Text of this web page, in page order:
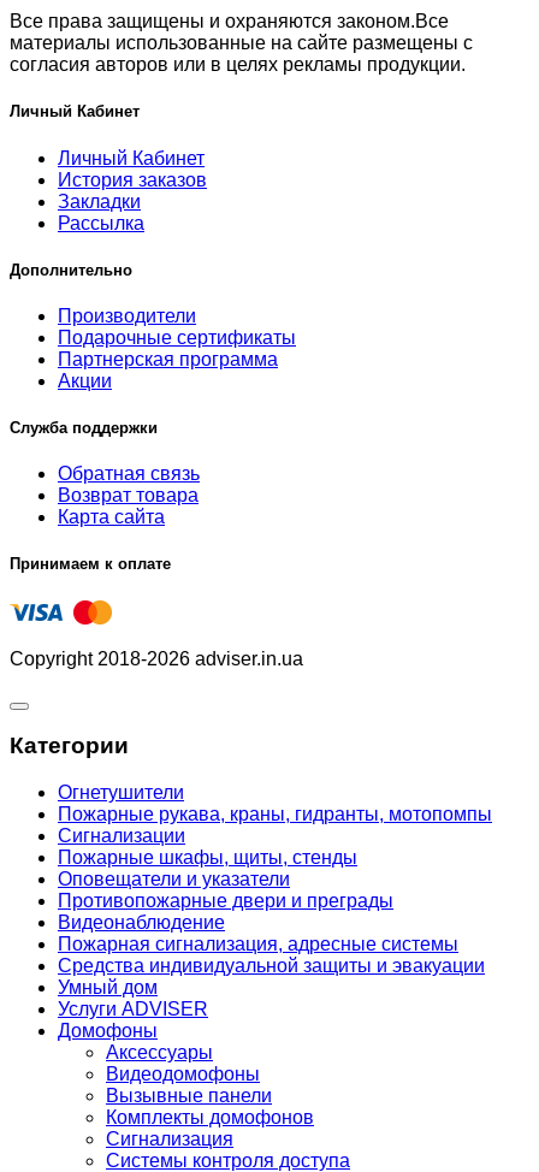
Все права защищены и охраняются законом.Все
материалы использованные на сайте размещены с
согласия авторов или в целях рекламы продукции.
Личный Кабинет
Личный Кабинет
История заказов
Закладки
Рассылка
Дополнительно
Производители
Подарочные сертификаты
Партнерская программа
Акции
Служба поддержки
Обратная связь
Возврат товара
Карта сайта
Принимаем к оплате
Copyright 2018-2026 adviser.in.ua
Категории
Огнетушители
Пожарные рукава, краны, гидранты, мотопомпы
Сигнализации
Пожарные шкафы, щиты, стенды
Оповещатели и указатели
Противопожарные двери и преграды
Видеонаблюдение
Пожарная сигнализация, адресные системы
Средства индивидуальной защиты и эвакуации
Умный дом
Услуги ADVISER
Домофоны
Аксессуары
Видеодомофоны
Вызывные панели
Комплекты домофонов
Сигнализация
Системы контроля доступа